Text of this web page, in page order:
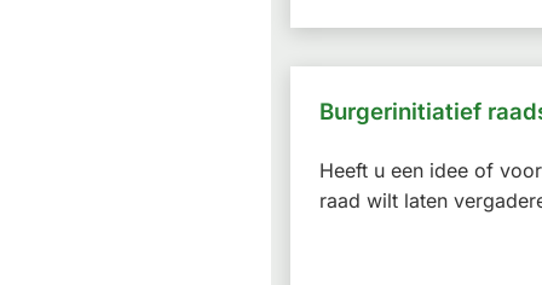
Burgerinitiatief
Heeft u een idee of
raad wilt laten